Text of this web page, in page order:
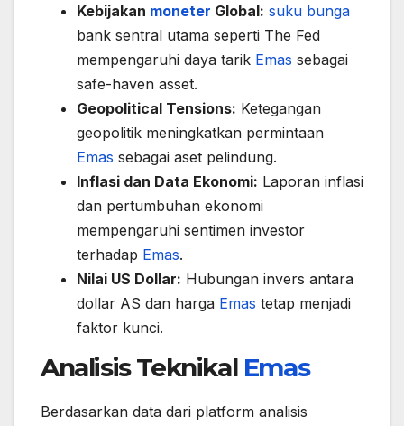
Kebijakan moneter Global: suku bunga
bank sentral utama seperti The Fed
mempengaruhi daya tarik Emas sebagai
safe-haven asset.
Geopolitical Tensions: Ketegangan
geopolitik meningkatkan permintaan
Emas sebagai aset pelindung.
Inflasi dan Data Ekonomi: Laporan inflasi
dan pertumbuhan ekonomi
mempengaruhi sentimen investor
terhadap Emas.
Nilai US Dollar: Hubungan invers antara
dollar AS dan harga Emas tetap menjadi
faktor kunci.
Analisis Teknikal Emas
Berdasarkan data dari platform analisis